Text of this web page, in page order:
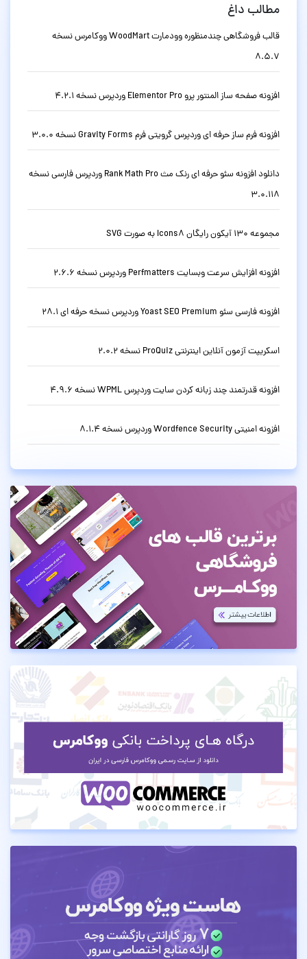
مطالب داغ
قالب فروشگاهی چندمنظوره وودمارت WoodMart ووکامرس نسخه
8.5.7
افزونه صفحه ساز المنتور پرو Elementor Pro وردپرس نسخه 4.2.1
افزونه فرم ساز حرفه ای وردپرس گرویتی فرم Gravity Forms نسخه 3.0.0
دانلود افزونه سئو حرفه ای رنک مث Rank Math Pro وردپرس فارسی نسخه
3.0.118
مجموعه 130 آیکون رایگان Icons8 به صورت SVG
افزونه افزایش سرعت وبسایت Perfmatters وردپرس نسخه 2.6.6
افزونه فارسی سئو Yoast SEO Premium وردپرس نسخه حرفه ای 28.1
اسکریپت آزمون آنلاین اینترنتی ProQuiz نسخه 2.0.2
افزونه قدرتمند چند زبانه کردن سایت وردپرس WPML نسخه 4.9.6
افزونه امنیتی Wordfence Security وردپرس نسخه 8.1.4